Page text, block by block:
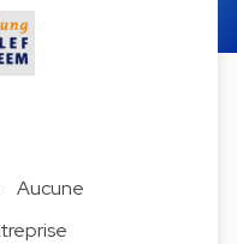
Aucune